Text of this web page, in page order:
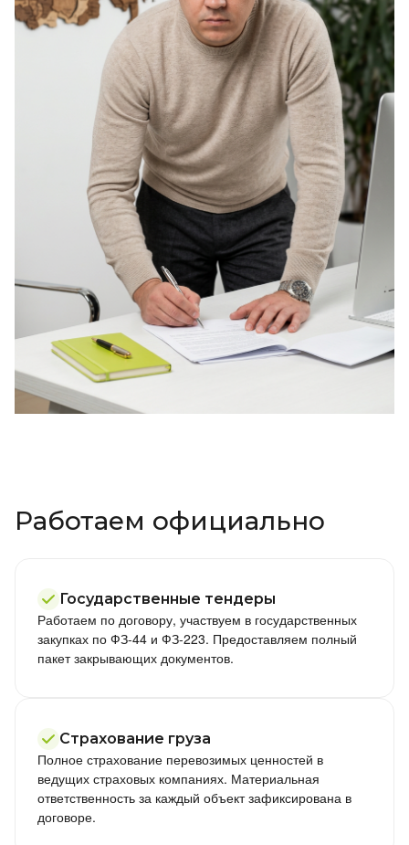
Работаем официально
Государственные тендеры
Работаем по договору, участвуем в государственных
закупках по ФЗ-44 и ФЗ-223. Предоставляем полный
пакет закрывающих документов.
Страхование груза
Полное страхование перевозимых ценностей в
ведущих страховых компаниях. Материальная
ответственность за каждый объект зафиксирована в
договоре.